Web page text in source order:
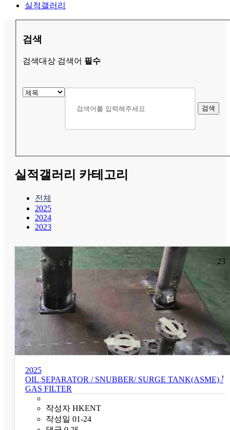
실적갤러리
검색
검색대상 검색어 필수
검색
실적갤러리 카테고리
전체
2025
2024
2023
23
2025
OIL SEPARATOR / SNUBBER/ SURGE TANK(ASME) /
GAS FILTER
작성자 HKENT
작성일 01-24